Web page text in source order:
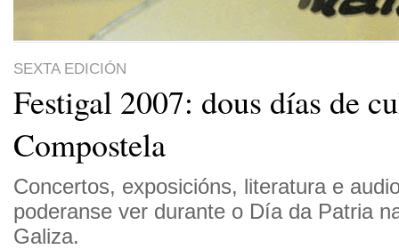
SEXTA EDICIÓN
Festigal 2007: dous días de
Compostela
Concertos, exposicións, literatura e
poderanse ver durante o Día da Patria
Galiza.